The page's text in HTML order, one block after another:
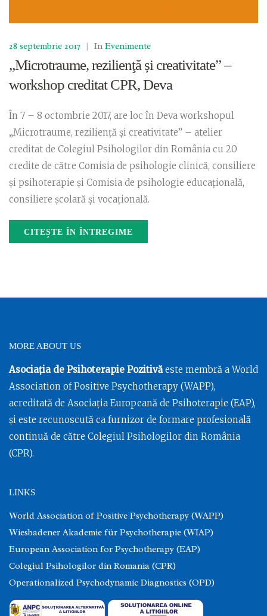
28 septembrie 2017 | In Evenimente
„Microtraume, rezilienţă și creativitate” –
workshop creditat CPR, Deva
În 7 – 8 octombrie 2017, are loc în Deva workshopul
„Microtraume, rezilienţă şi creativitate” – atelier
creditat de Colegiul Psihologilor din România cu 20
credite de către Comisia de psihologie clinică, consiliere
şi psihoterapie şi Comisia de psihologie educaţională,
consiliere şcolară şi vocaţională.
CITEȘTE ÎN ÎNTREGIME
MORE ABOUT US
Asociația de Psihoterapie Pozitivăeste membră a World
Association of Positive Psychotherapy (WAPP),
acreditată de Asociația Europeană de Psihoterapie (EAP),
și este recunoscută ca furnizor de formare profesională
continuă de către Colegiul Psihologilor din România
(CPR).
LINKS
World Association of Positive Psychotherapy (WAPP)
Wiesbadener Akademie für Psychotherapie (WIAP)
European Association for Psychotherapy (EAP)
Colegiul Psihologilor din Romania (CPR)
Operationalized Psychodynamic Diagnostics (OPD)